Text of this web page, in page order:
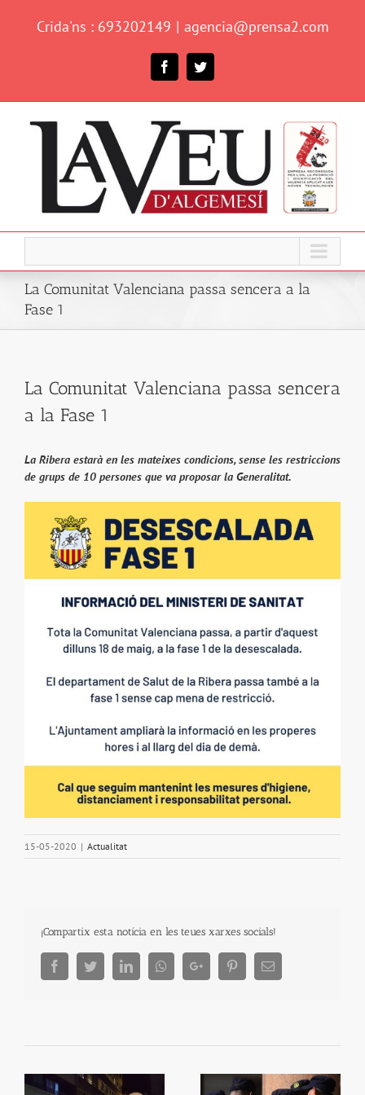
Crida'ns : 693202149 | agencia@prensa2.com
FacebookTwitter
La Comunitat Valenciana passa sencera a la
Fase 1
La Comunitat Valenciana passa sencera
a la Fase 1
La Ribera estarà en les mateixes condicions, sense les restriccions
de grups de 10 persones que va proposar la Generalitat.
15-05-2020 | Actualitat
¡Compartix esta notícia en les teues xarxes socials!
FacebookTwitterLinkedInWhatsappGoogle+ PinterestEmail